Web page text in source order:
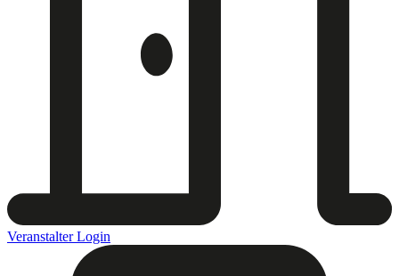
Veranstalter Login